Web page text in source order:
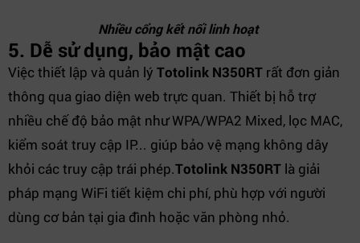
Nhiều cổng kết nối linh hoạt
5. Dễ sử dụng, bảo mật cao
Việc thiết lập và quản lý Totolink N350RT rất đơn giản
thông qua giao diện web trực quan. Thiết bị hỗ trợ
nhiều chế độ bảo mật như WPA/WPA2 Mixed, lọc MAC,
kiểm soát truy cập IP... giúp bảo vệ mạng không dây
khỏi các truy cập trái phép.Totolink N350RT là giải
pháp mạng WiFi tiết kiệm chi phí, phù hợp với người
dùng cơ bản tại gia đình hoặc văn phòng nhỏ.